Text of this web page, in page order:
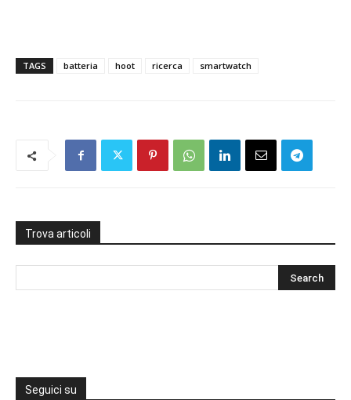
TAGS batteria hoot ricerca smartwatch
Trova articoli
Seguici su